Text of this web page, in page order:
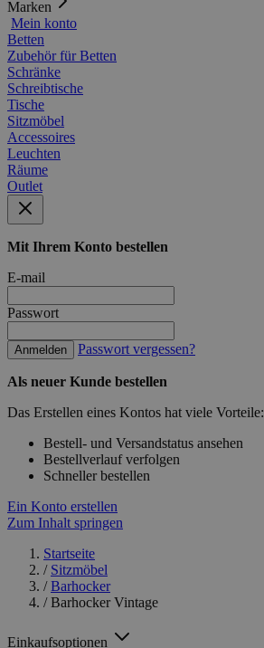
Marken
Mein konto
Betten
Zubehör für Betten
Schränke
Schreibtische
Tische
Sitzmöbel
Accessoires
Leuchten
Räume
Outlet
Mit Ihrem Konto bestellen
E-mail
Passwort
Anmelden Passwort vergessen?
Als neuer Kunde bestellen
Das Erstellen eines Kontos hat viele Vorteile:
Bestell- und Versandstatus ansehen
Bestellverlauf verfolgen
Schneller bestellen
Ein Konto erstellen
Zum Inhalt springen
Startseite
/ Sitzmöbel
/ Barhocker
/ Barhocker Vintage
Einkaufsoptionen